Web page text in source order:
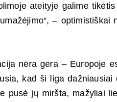
ateityje galime
– optimistiškai
nėra gera – Europoje
kad ši liga dažniausiai
pusė jų miršta, mažyliai